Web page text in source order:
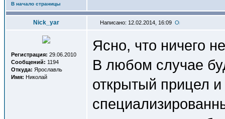
В начало страницы
Nick_yar Написано: 12.02.2014, 16:09
Регистрация: 29.06.2010
Сообщений: 1194
Откуда: Ярославль
Имя: Николай
Ясно, что ничего
В любом случае
открытый прицел